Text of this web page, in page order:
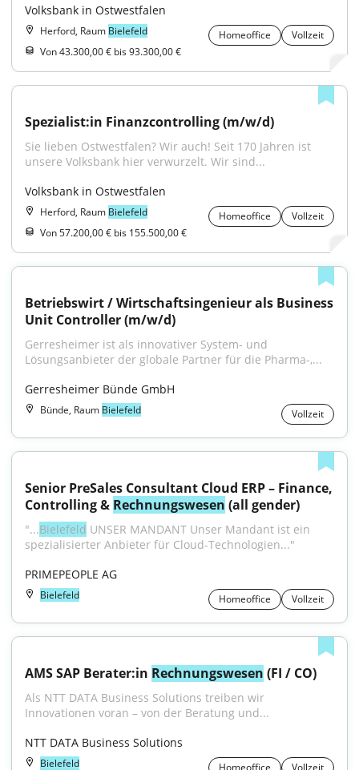
Volksbank in Ostwestfalen
Herford, Raum Bielefeld Homeoffice
Vollzeit
Von 43.300,00 € bis 93.300,00 €
Spezialist:in Finanzcontrolling (m/w/d)
Sie lieben Ostwestfalen? Wir auch! Seit 170 Jahren ist
unsere Volksbank hier verwurzelt. Wir sind...
Volksbank in Ostwestfalen
Herford, Raum Bielefeld Homeoffice
Vollzeit
Von 57.200,00 € bis 155.500,00 €
Betriebswirt / Wirtschaftsingenieur als Business
Unit Controller (m/w/d)
Gerresheimer ist als innovativer System- und
Lösungsanbieter der globale Partner für die Pharma-,...
Gerresheimer Bünde GmbH
Bünde, Raum Bielefeld Vollzeit
Senior PreSales Consultant Cloud ERP – Finance,
Controlling & Rechnungswesen (all gender)
"...Bielefeld UNSER MANDANT Unser Mandant ist ein
spezialisierter Anbieter für Cloud-Technologien..."
PRIMEPEOPLE AG
Bielefeld Homeoffice Vollzeit
AMS SAP Berater:in Rechnungswesen (FI / CO)
Als NTT DATA Business Solutions treiben wir
Innovationen voran – von der Beratung und...
NTT DATA Business Solutions
Bielefeld Homeoffice Vollzeit